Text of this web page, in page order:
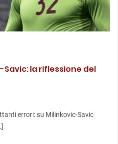
la riflessione del
errori: su Milinkovic-Savic